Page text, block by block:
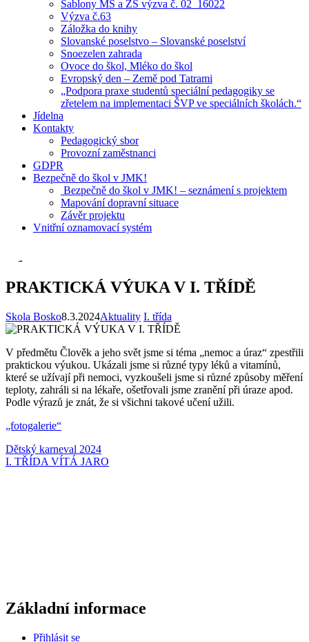
Šablony MŠ a ZŠ výzva č. 02 16022
Výzva č.63
Záložka do knihy
Slovanské poselstvo – Slovanské poselství
Snoezelen zahrada
Ovoce do škol, Mléko do škol
Evropský den – Země pod Tatrami
„Podpora praxe studentů speciální pedagogiky se
zřetelem na implementaci ŠVP ve speciálních školách.“
Jídelna
Kontakty
Pedagogický sbor
Provozní zaměstnanci
GDPR
Bezpečně do škol v JMK!
Bezpečně do škol v JMK! – seznámení s projektem
Mapování dopravní situace
Závěr projektu
Vnitřní oznamovací systém
PRAKTICKÁ VÝUKA V I. TŘÍDĚ
Skola Bosko8.3.2024Aktuality I. třída
V předmětu Člověk a jeho svět jsme si téma „nemoc a úraz“ zpestřili
praktickou výukou. Ukázali jsme si různé typy léků a vitamínů,
které se užívají při nemoci, vyzkoušeli jsme si různé způsoby měření
teploty, zahráli si na lékaře, ošetřovali jsme zranění při úraze apod.
Podle výrazů je znát, že si všichni takové učení užili.
„fotogalerie“
Navigace
pro
Dětský karneval 2024
I. TŘÍDA VÍTÁ JARO
Základní informace
Přihlásit se